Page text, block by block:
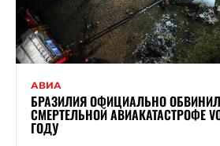
АВИА
БРАЗИЛИЯ ОФИЦИАЛЬНО
СМЕРТЕЛЬНОЙ АВИАКАТАСТРОФЕ
ГОДУ